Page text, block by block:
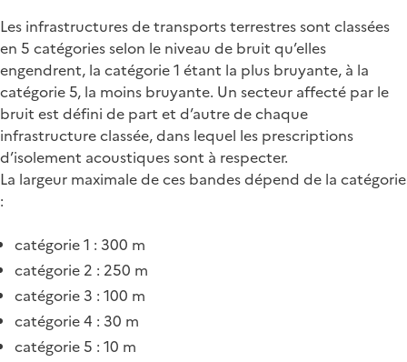
Les infrastructures de transports terrestres sont classées
en 5 catégories selon le niveau de bruit qu’elles
engendrent, la catégorie 1 étant la plus bruyante, à la
catégorie 5, la moins bruyante. Un secteur affecté par le
bruit est défini de part et d’autre de chaque
infrastructure classée, dans lequel les prescriptions
d’isolement acoustiques sont à respecter.
La largeur maximale de ces bandes dépend de la catégorie
:
catégorie 1 : 300 m
catégorie 2 : 250 m
catégorie 3 : 100 m
catégorie 4 : 30 m
catégorie 5 : 10 m